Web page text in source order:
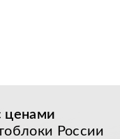
ценами
России